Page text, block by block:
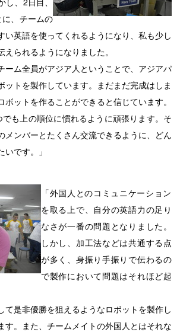
、チームの
い英語を使ってくれるようになり、私も少し
られるようになりました。
ーム全員がアジア人ということで、アジアパ
ットを製作しています。まだまだ完成はしま
ットを作ることができると信じています。
も上の順位に慣れるように頑張ります。そ
メンバーとたくさん交流できるように、どん
です。」
「外国人とのコミュニケーシ ョン
を取る上で、自分の英語力の足り
なさが一番の問題となりました。
しかし、加工法などは共通する点
が多く、身振り手振りで伝わるの
で製作において問題はそれほど起
て是非優勝を狙えるようなロボットを製作し
す。また、チームメイトの外国人とはそれな